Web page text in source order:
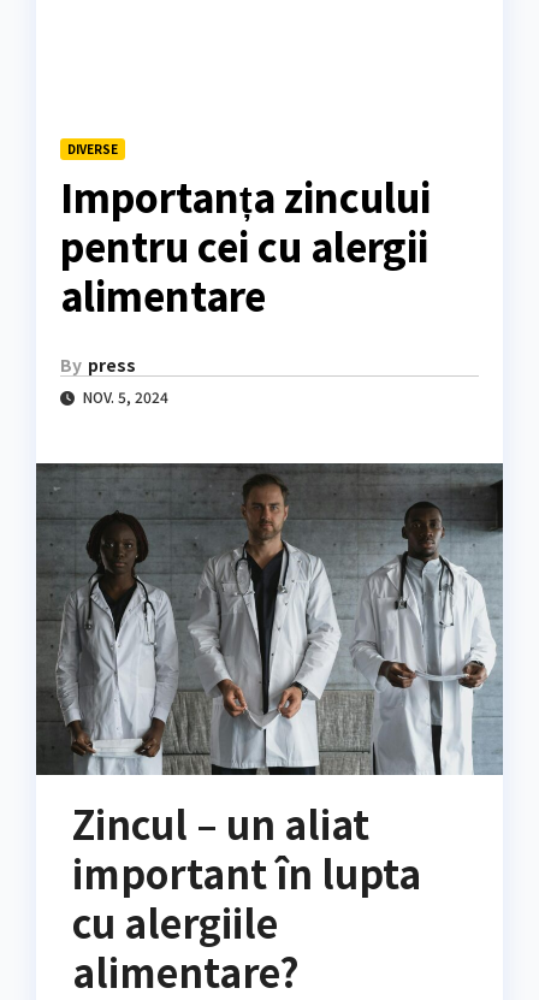
DIVERSE
Importanța zincului
pentru cei cu alergii
alimentare
By press
NOV. 5, 2024
Zincul – un aliat
important în lupta
cu alergiile
alimentare?